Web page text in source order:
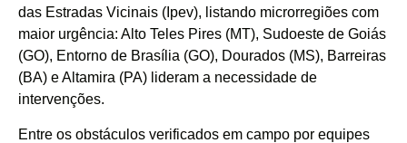
das Estradas Vicinais (Ipev), listando microrregiões com
maior urgência: Alto Teles Pires (MT), Sudoeste de Goiás
(GO), Entorno de Brasília (GO), Dourados (MS), Barreiras
(BA) e Altamira (PA) lideram a necessidade de
intervenções.
Entre os obstáculos verificados em campo por equipes